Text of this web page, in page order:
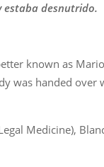
desnutrido.
known as
was handed
Medicine),